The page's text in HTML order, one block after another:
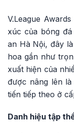
V.League
xúc của bóng
an Hà Nội, đây
hoa gần như
xuất hiện của
được nâng lên
tiến tiếp theo ở
Danh hiệu tập